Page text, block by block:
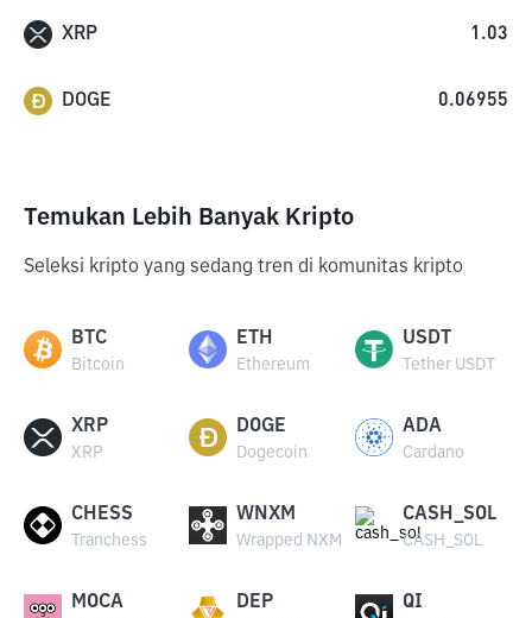
XRP 1.03
DOGE 0.06955
Temukan Lebih Banyak Kripto
Seleksi kripto yang sedang tren di komunitas kripto
BTC
Bitcoin
ETH
Ethereum
USDT
Tether USDT
XRP
XRP
DOGE
Dogecoin
ADA
Cardano
CHESS
Tranchess
WNXM
Wrapped NXM
CASH_SOL
CASH_SOL
MOCA DEP QI